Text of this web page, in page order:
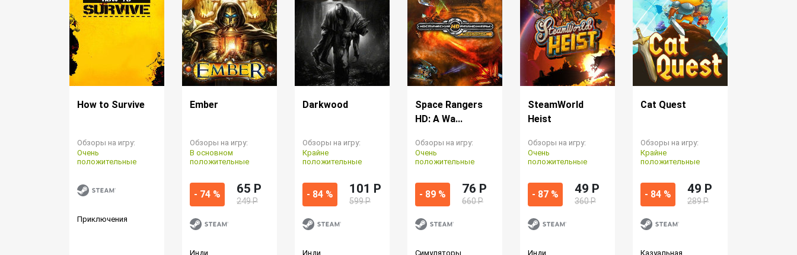
How to Survive
Обзоры на игру:
Очень
положительные
Приключения
Ember
Обзоры на игру:
В основном
положительные
- 74 % 65 P
249 Р
Инди
Darkwood
Обзоры на игру:
Крайне
положительные
- 84 % 101 P
599 Р
Инди
Space Rangers
HD: A Wa...
Обзоры на игру:
Очень
положительные
- 89 % 76 P
660 Р
Симуляторы
SteamWorld
Heist
Обзоры на игру:
Очень
положительные
- 87 % 49 P
360 Р
Инди
Cat Quest
Обзоры на игру:
Крайне
положительные
- 84 % 49 P
289 Р
Казуальная